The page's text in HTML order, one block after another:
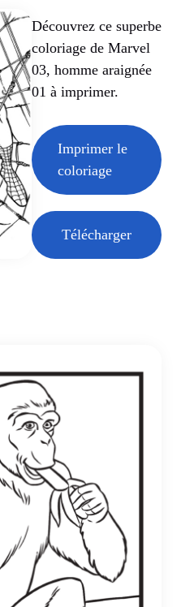
Découvrez ce superbe
coloriage de Marvel
03, homme araignée
01 à imprimer.
Imprimer le
coloriage
Télécharger